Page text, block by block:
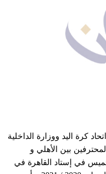
كرة اليد ووزارة الداخلية
بين الأهلي و
في إستاد القاهرة في